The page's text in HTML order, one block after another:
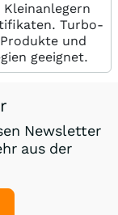
Turbo-
und
geeignet.
Newsletter
aus der